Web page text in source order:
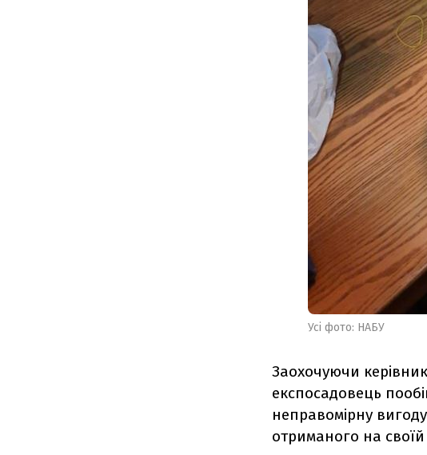
Усі фото: НАБУ
Заохочуючи
експосадовець
неправомірну
отриманого на